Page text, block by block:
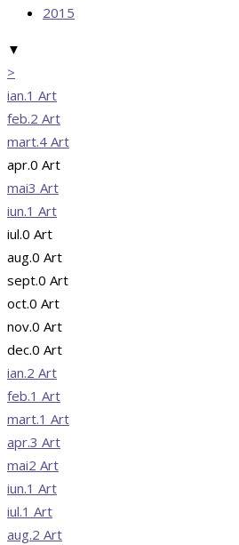
2015
▼
>
ian.1 Art
feb.2 Art
mart.4 Art
apr.0 Art
mai3 Art
iun.1 Art
iul.0 Art
aug.0 Art
sept.0 Art
oct.0 Art
nov.0 Art
dec.0 Art
ian.2 Art
feb.1 Art
mart.1 Art
apr.3 Art
mai2 Art
iun.1 Art
iul.1 Art
aug.2 Art